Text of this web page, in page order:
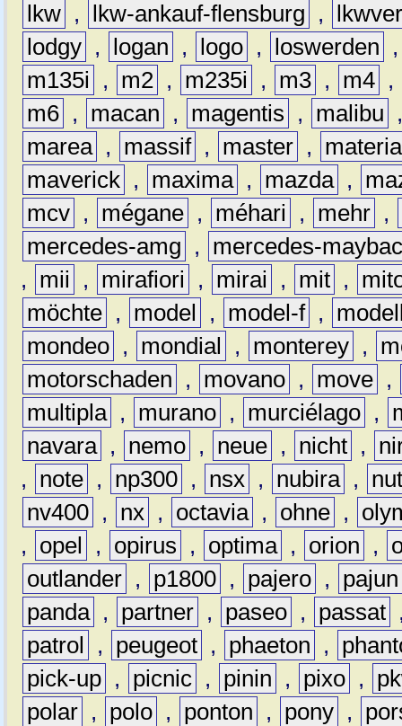
lkw , lkw-ankauf-flensburg ,
lodgy , logan , logo , loswerden
m135i
, m2 , m235i , m3 , m4 ,
m6 , macan , magentis , malibu
marea , massif , master ,
materia
maverick , maxima , mazda ,
mcv , mégane , méhari , mehr ,
mercedes-amg
,
mercedes-
,
mii , mirafiori , mirai , mit ,
möchte , model , model-f ,
mondeo , mondial , monterey ,
motorschaden
, movano , move ,
multipla , murano , murciélago ,
navara , nemo , neue , nicht ,
,
note , np300 , nsx , nubira ,
nv400 , nx , octavia , ohne ,
,
opel , opirus , optima , orion ,
outlander , p1800 , pajero ,
pajun
panda , partner , paseo , passat
patrol
, peugeot , phaeton ,
pick-up , picnic , pinin , pixo ,
polar , polo , ponton , pony ,